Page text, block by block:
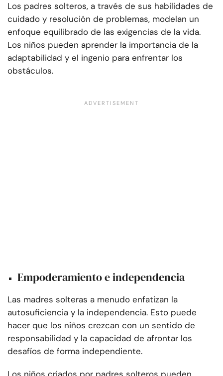
Los padres solteros, a través de sus habilidades de
cuidado y resolución de problemas, modelan un
enfoque equilibrado de las exigencias de la vida.
Los niños pueden aprender la importancia de la
adaptabilidad y el ingenio para enfrentar los
obstáculos.
Empoderamiento e independencia
Las madres solteras a menudo enfatizan la
autosuficiencia y la independencia. Esto puede
hacer que los niños crezcan con un sentido de
responsabilidad y la capacidad de afrontar los
desafíos de forma independiente.